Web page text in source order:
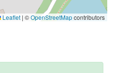
Leaflet | ©OpenStreetMapcontributors